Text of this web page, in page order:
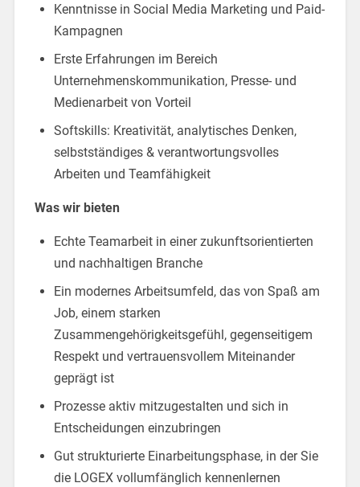
Kenntnisse in Social Media Marketing und Paid-
Kampagnen
Erste Erfahrungen im Bereich
Unternehmenskommunikation, Presse- und
Medienarbeit von Vorteil
Softskills: Kreativität, analytisches Denken,
selbstständiges & verantwortungsvolles
Arbeiten und Teamfähigkeit
Was wir bieten
Echte Teamarbeit in einer zukunftsorientierten
und nachhaltigen Branche
Ein modernes Arbeitsumfeld, das von Spaß am
Job, einem starken
Zusammengehörigkeitsgefühl, gegenseitigem
Respekt und vertrauensvollem Miteinander
geprägt ist
Prozesse aktiv mitzugestalten und sich in
Entscheidungen einzubringen
Gut strukturierte Einarbeitungsphase, in der Sie
die LOGEX vollumfänglich kennenlernen